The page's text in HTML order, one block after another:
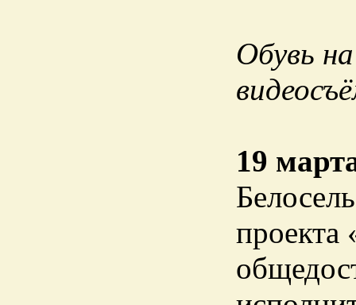
Обувь
19
проекта